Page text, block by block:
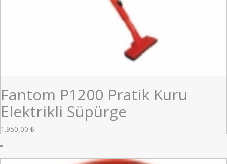
Fantom P1200 Pratik Kuru
Elektrikli Süpürge
1.950,00 ₺